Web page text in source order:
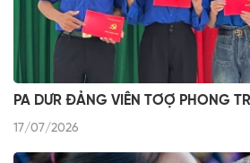
PA DƯR ĐẢNG VIÊN TƠỢ PHONG
17/07/2026